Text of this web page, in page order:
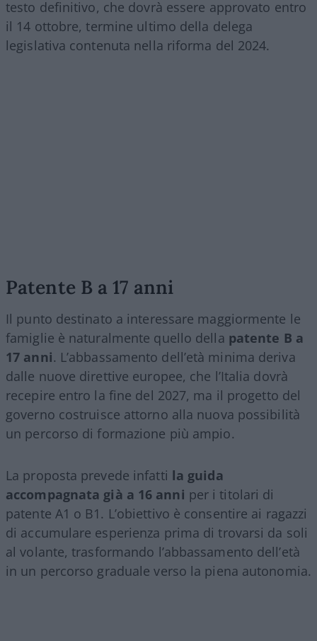
testo definitivo, che dovrà essere approvato entro
il 14 ottobre, termine ultimo della delega
legislativa contenuta nella riforma del 2024.
Patente B a 17 anni
Il punto destinato a interessare maggiormente le
famiglie è naturalmente quello della patente B a
17 anni. L’abbassamento dell’età minima deriva
dalle nuove direttive europee, che l’Italia dovrà
recepire entro la fine del 2027, ma il progetto del
governo costruisce attorno alla nuova possibilità
un percorso di formazione più ampio.
La proposta prevede infatti la guida
accompagnata già a 16 anni per i titolari di
patente A1 o B1. L’obiettivo è consentire ai ragazzi
di accumulare esperienza prima di trovarsi da soli
al volante, trasformando l’abbassamento dell’età
in un percorso graduale verso la piena autonomia.